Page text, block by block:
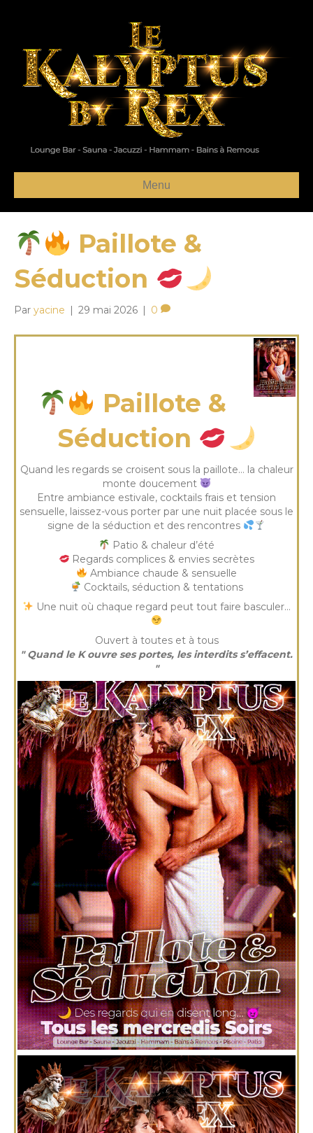
Menu
Paillote &
Séduction
Par yacine | 29 mai 2026 | 0
Paillote &
Séduction
Quand les regards se croisent sous la paillote… la chaleur
monte doucement
Entre ambiance estivale, cocktails frais et tension
sensuelle, laissez-vous porter par une nuit placée sous le
signe de la séduction et des rencontres
Patio & chaleur d’été
Regards complices & envies secrètes
Ambiance chaude & sensuelle
Cocktails, séduction & tentations
Une nuit où chaque regard peut tout faire basculer…
Ouvert à toutes et à tous
" Quand le K ouvre ses portes, les interdits s’effacent.
"